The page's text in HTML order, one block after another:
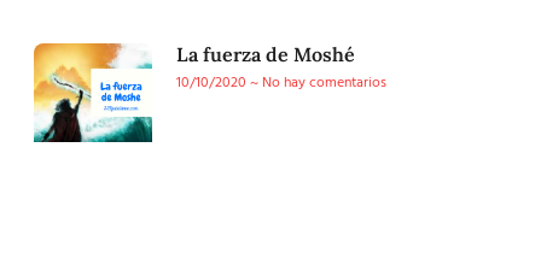
La fuerza de Moshé
10/10/2020
No hay comentarios